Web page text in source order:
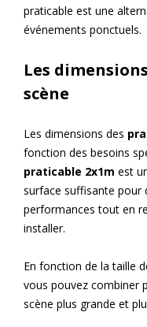
praticable est une
événements ponctuels.
Les
scène
Les dimensions des
fonction des besoins
praticable 2x1m est
surface suffisante pour
performances tout en
installer.
En fonction de la taille
vous pouvez combiner
scène plus grande et